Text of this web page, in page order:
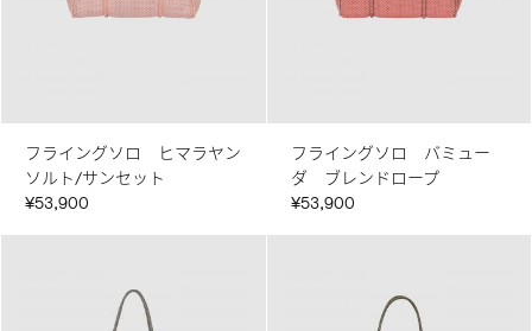
フライングソロ ヒマラヤン
ソルト/サンセット
¥53,900
フライングソロ バミュー
ダ ブレンドロープ
¥53,900